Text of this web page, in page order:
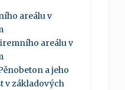
areálu v
areálu v
a jeho
v základových